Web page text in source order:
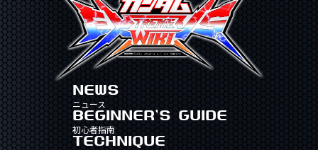
NEWS
ニュース
BEGINNER'S GUIDE
初心者指南
TECHNIQUE